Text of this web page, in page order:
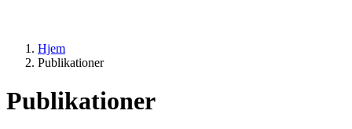
Hjem
Publikationer
Publikationer